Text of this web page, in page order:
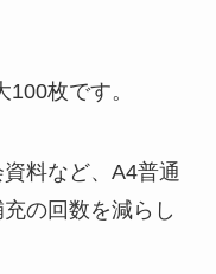
枚です。
料など、A4普通
の回数を減らし